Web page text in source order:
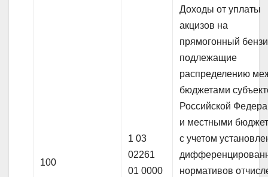
100
1 03
02261
01 0000
Доходы от уплаты
акцизов на
прямогонный
подлежащие
распределению
бюджетами
Российской
и местными
с учетом
нормативов